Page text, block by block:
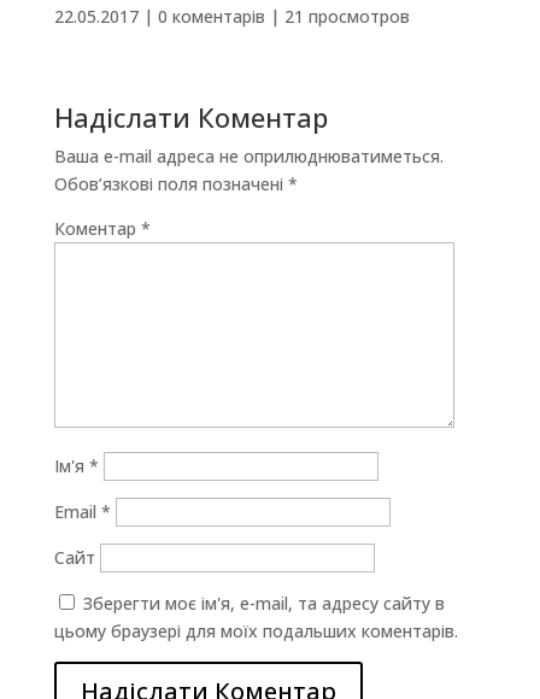
22.05.2017| 0 коментарів | 21 просмотров
Надіслати Коментар
Ваша e-mail адреса не оприлюднюватиметься.
Обов’язкові поля позначені *
Коментар *
Ім'я *
Email *
Сайт
Зберегти моє ім'я, e-mail, та адресу сайту в
цьому браузері для моїх подальших коментарів.